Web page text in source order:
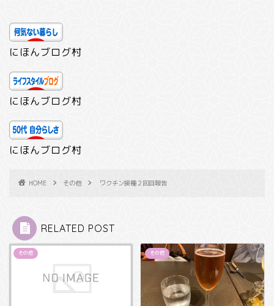
にほんブログ村
にほんブログ村
にほんブログ村
HOME その他 ワクチン接種２回目報告
RELATED POST
その他 その他